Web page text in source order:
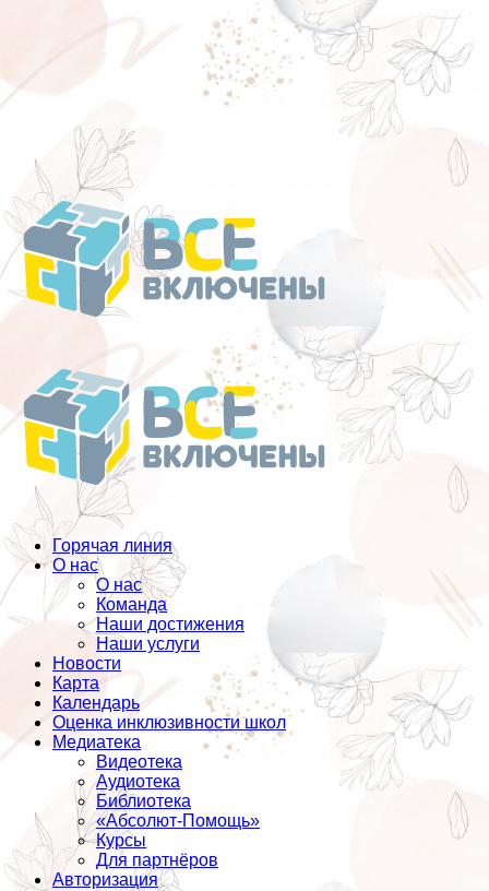
Перейти
к
содержанию
Горячая линия
О нас
О нас
Команда
Наши достижения
Наши услуги
Новости
Карта
Календарь
Оценка инклюзивности школ
Медиатека
Видеотека
Аудиотека
Библиотека
«Абсолют-Помощь»
Курсы
Для партнёров
Авторизация